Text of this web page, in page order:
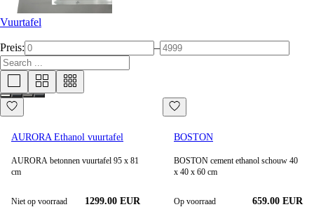
Vuurtafel
Preis: –
AURORA Ethanol vuurtafel
AURORA betonnen vuurtafel 95 x 81
cm
Niet op voorraad 1299.00 EUR
BOSTON
BOSTON cement ethanol schouw 40
x 40 x 60 cm
Op voorraad 659.00 EUR